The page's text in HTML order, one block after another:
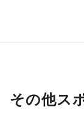
その他ス